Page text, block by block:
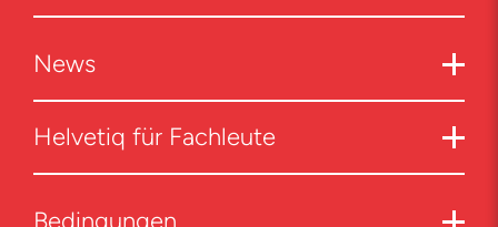
News
Helvetiq für Fachleute